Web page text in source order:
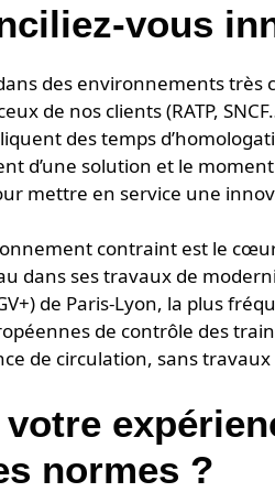
vous
des environnements
de nos clients (RATP,
des temps
d’une solution et le
mettre en service une
contraint est le
dans ses travaux de
de Paris-Lyon, la plus
de contrôle des
de circulation, sans
normes ?